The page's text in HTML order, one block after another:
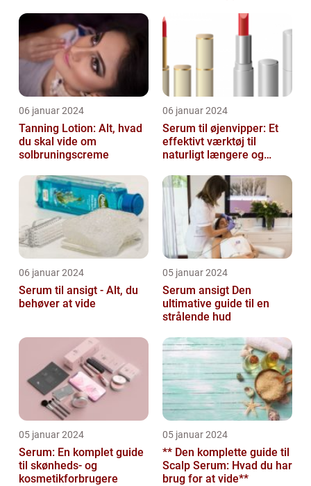
06 januar 2024
Tanning Lotion: Alt, hvad
du skal vide om
solbruningscreme
06 januar 2024
Serum til øjenvipper: Et
effektivt værktøj til
naturligt længere og
06 januar 2024
Serum til ansigt - Alt, du
behøver at vide
05 januar 2024
Serum ansigt Den
ultimative guide til en
strålende hud
05 januar 2024
Serum: En komplet guide
til skønheds- og
kosmetikforbrugere
05 januar 2024
** Den komplette guide til
Scalp Serum: Hvad du har
brug for at vide**